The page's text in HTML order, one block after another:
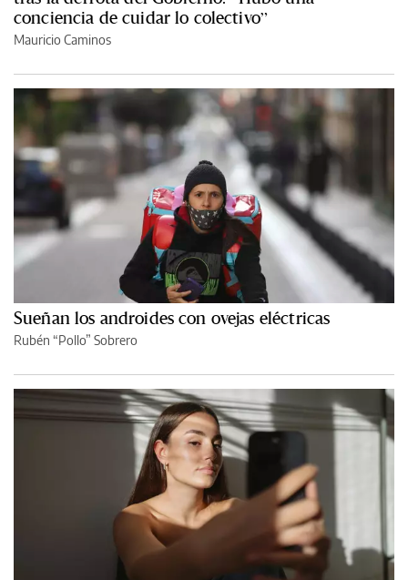
conciencia de cuidar lo colectivo”
Mauricio Caminos
Sueñan los androides con ovejas eléctricas
Rubén “Pollo” Sobrero